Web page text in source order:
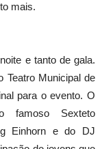
mais.
e tanto de gala.
Teatro Municipal de
para o evento. O
famoso Sexteto
Einhorn e do DJ